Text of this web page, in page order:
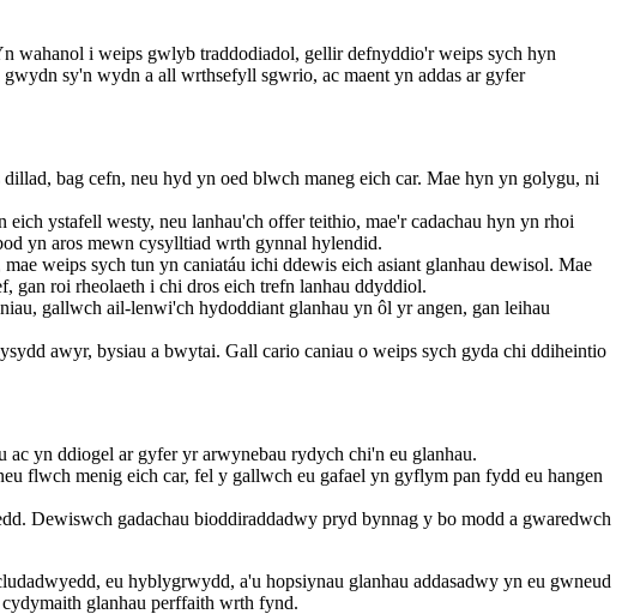
wahanol i weips gwlyb traddodiadol, gellir defnyddio'r weips sych hyn
sy'n wydn a all wrthsefyll sgwrio, ac maent yn addas ar gyfer
bag cefn, neu hyd yn oed blwch maneg eich car. Mae hyn yn golygu, ni
ystafell westy, neu lanhau'ch offer teithio, mae'r cadachau hyn yn rhoi
yn aros mewn cysylltiad wrth gynnal hylendid.
weips sych tun yn caniatáu ichi ddewis eich asiant glanhau dewisol. Mae
gan roi rheolaeth i chi dros eich trefn lanhau ddyddiol.
gallwch ail-lenwi'ch hydoddiant glanhau yn ôl yr angen, gan leihau
awyr, bysiau a bwytai. Gall cario caniau o weips sych gyda chi ddiheintio
yn ddiogel ar gyfer yr arwynebau rydych chi'n eu glanhau.
flwch menig eich car, fel y gallwch eu gafael yn gyflym pan fydd eu hangen
Dewiswch gadachau bioddiraddadwy pryd bynnag y bo modd a gwaredwch
eu hyblygrwydd, a'u hopsiynau glanhau addasadwy yn eu gwneud
glanhau perffaith wrth fynd.